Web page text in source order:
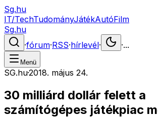
Sg.hu
IT/TechTudományJátékAutóFilm
Sg.hu
·fórum·RSS·hírlevél· ·...
Menü
SG.hu·2018. május 24.
30 milliárd dollár felett a
számítógépes játékpiac